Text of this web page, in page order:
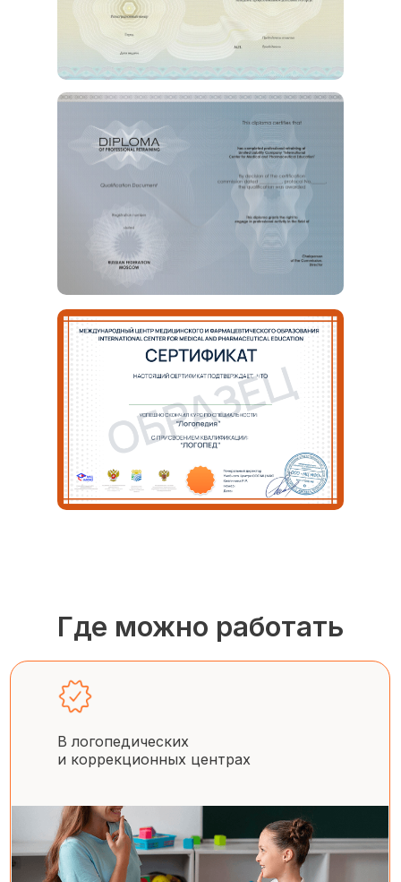
Где можно работать
В логопедических
и коррекционных центрах